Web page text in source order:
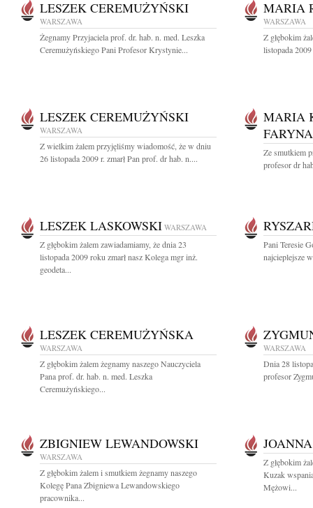
LESZEK CEREMUŻYŃSKI
WARSZAWA
Żegnamy Przyjaciela prof. dr. hab. n. med. Leszka
Ceremużyńskiego Pani Profesor Krystynie...
MARIA
WARSZAWA
Z głębokim
listopada
LESZEK CEREMUŻYŃSKI
WARSZAWA
Z wielkim żalem przyjęliśmy wiadomość, że w dniu
26 listopada 2009 r. zmarł Pan prof. dr hab. n....
MARIA
FARYNA
Ze smutkiem
profesor dr
LESZEK LASKOWSKI WARSZAWA
Z głębokim żalem zawiadamiamy, że dnia 23
listopada 2009 roku zmarł nasz Kolega mgr inż.
geodeta...
Pani Teresie
najcieplejsze
LESZEK CEREMUŻYŃSKA
WARSZAWA
Z głębokim żalem żegnamy naszego Nauczyciela
Pana prof. dr. hab. n. med. Leszka
Ceremużyńskiego...
WARSZAWA
Dnia 28
profesor
ZBIGNIEW LEWANDOWSKI
WARSZAWA
Z głębokim żalem i smutkiem żegnamy naszego
Kolegę Pana Zbigniewa Lewandowskiego
pracownika...
Z głębokim
Kuzak
Mężowi...